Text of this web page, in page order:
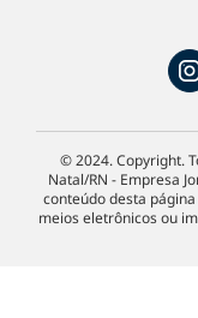
© 2024. Copyright.
Natal/RN - Empresa
conteúdo desta
meios eletrônicos ou